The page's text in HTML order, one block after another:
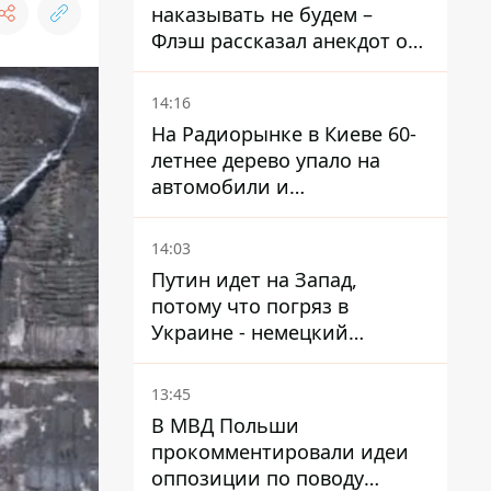
наказывать не будем –
Флэш рассказал анекдот о
незаменимой работе
связистов на фронте
14:16
На Радиорынке в Киеве 60-
летнее дерево упало на
автомобили и
травмировало человека -
подробности
14:03
Путин идет на Запад,
потому что погряз в
Украине - немецкий
политик высказался о
планах РФ
13:45
В МВД Польши
прокомментировали идеи
оппозиции по поводу